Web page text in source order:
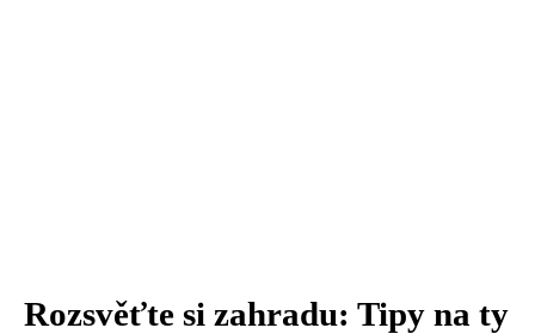
Rozsvěťte si zahradu: Tipy na ty